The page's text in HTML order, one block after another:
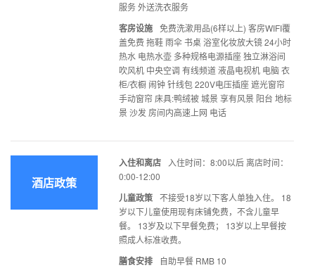
服务 外送洗衣服务
客房设施 免费洗漱用品(6样以上) 客房WIFI覆
盖免费 拖鞋 雨伞 书桌 浴室化妆放大镜 24小时
热水 电热水壶 多种规格电源插座 独立淋浴间
吹风机 中央空调 有线频道 液晶电视机 电脑 衣
柜/衣橱 闹钟 针线包 220V电压插座 遮光窗帘
手动窗帘 床具:鸭绒被 城景 享有风景 阳台 地标
景 沙发 房间内高速上网 电话
酒店政策
入住和离店
入住时间：8:00以后 离店时间：
0:00-12:00
儿童政策 不接受18岁以下客人单独入住。 18
岁以下儿童使用现有床铺免费，不含儿童早
餐。 13岁及以下早餐免费； 13岁以上早餐按
照成人标准收费。
膳食安排 自助早餐 RMB 10